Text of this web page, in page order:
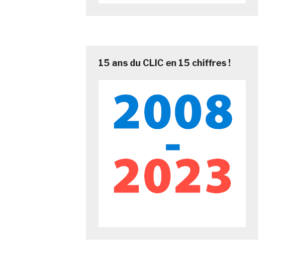
15 ans du CLIC en 15 chiffres !